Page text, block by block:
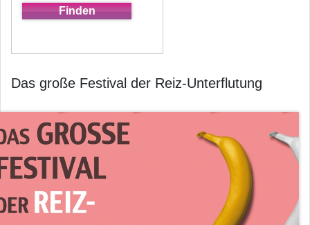
Das große Festival der Reiz-Unterflutung